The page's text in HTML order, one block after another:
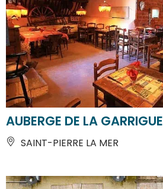
AUBERGE DE LA GARRIGUE
SAINT-PIERRE LA MER